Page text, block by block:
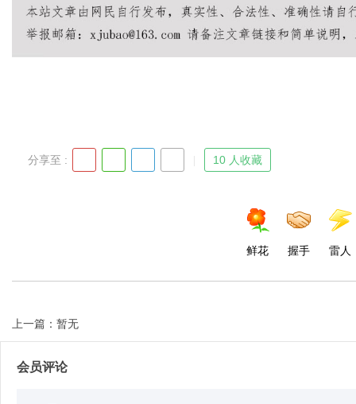
分享至 : 10 人收藏
鲜花 握手 雷人
上一篇：暂无
会员评论